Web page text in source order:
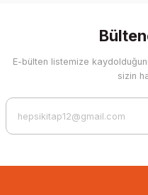
E-bülten listemize
sizin